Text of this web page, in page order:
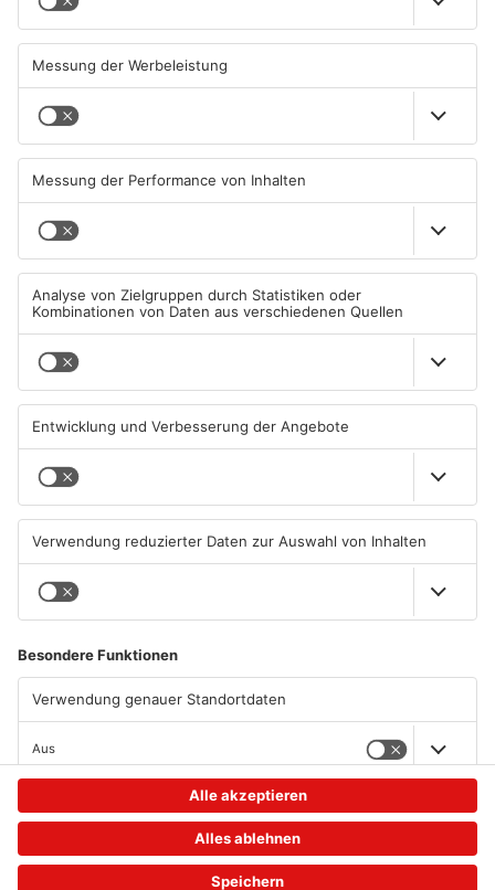
Autofahrerin mit drei
Promille in Eichenbühl
gestoppt
31.07.2026, 11:45 UHR IN KREIS
MILTENBERG
Erlenbach: Dr. Dagmar
Sohlbach wird Leiterin der
Allgemein- und
31.07.2026, 11:35 UHR IN KREIS
MILTENBERG